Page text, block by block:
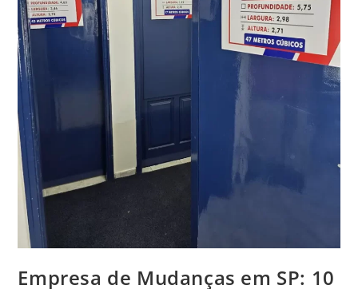
Empresa de Mudanças em SP: 10